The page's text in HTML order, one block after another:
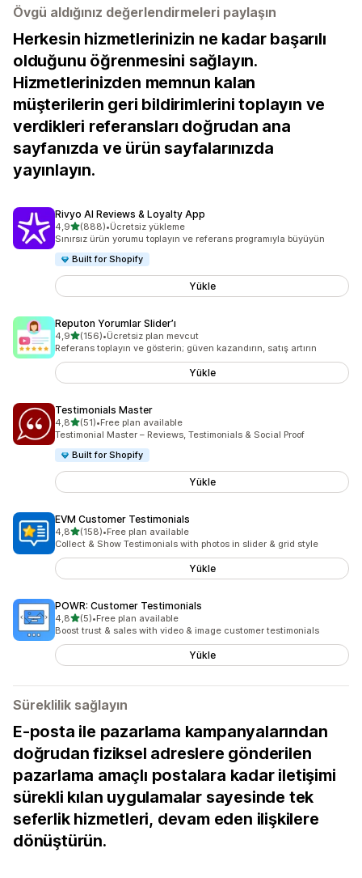
Övgü aldığınız değerlendirmeleri paylaşın
Herkesin hizmetlerinizin ne kadar başarılı
olduğunu öğrenmesini sağlayın.
Hizmetlerinizden memnun kalan
müşterilerin geri bildirimlerini toplayın ve
verdikleri referansları doğrudan ana
sayfanızda ve ürün sayfalarınızda
yayınlayın.
Rivyo AI Reviews & Loyalty App
4,95 yıldız üzerinden
(888)
toplam 888 değerlendirme
•Ücretsiz yükleme
Sınırsız ürün yorumu toplayın ve referans programıyla büyüyün
Built for Shopify
Yükle
Reputon Yorumlar Slider’ı
4,95 yıldız üzerinden
(156)
toplam 156 değerlendirme
•Ücretsiz plan mevcut
Referans toplayın ve gösterin; güven kazandırın, satış artırın
Yükle
Testimonials Master
4,85 yıldız üzerinden
(51)
toplam 51 değerlendirme
•Free plan available
Testimonial Master – Reviews, Testimonials & Social Proof
Built for Shopify
Yükle
EVM Customer Testimonials
4,85 yıldız üzerinden
(158)
toplam 158 değerlendirme
•Free plan available
Collect & Show Testimonials with photos in slider & grid style
Yükle
POWR: Customer Testimonials
4,85 yıldız üzerinden
(5)
toplam 5 değerlendirme
•Free plan available
Boost trust & sales with video & image customer testimonials
Yükle
Süreklilik sağlayın
E-posta ile pazarlama kampanyalarından
doğrudan fiziksel adreslere gönderilen
pazarlama amaçlı postalara kadar iletişimi
sürekli kılan uygulamalar sayesinde tek
seferlik hizmetleri, devam eden ilişkilere
dönüştürün.